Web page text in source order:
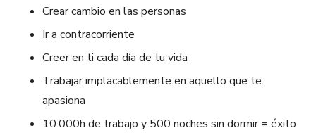
Crear cambio en las personas
Ir a contracorriente
Creer en ti cada día de tu vida
Trabajar implacablemente en aquello que te
apasiona
10.000h de trabajo y 500 noches sin dormir = éxito